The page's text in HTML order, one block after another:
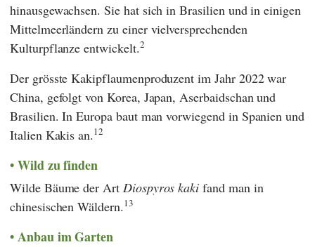
hinausgewachsen. Sie hat sich in Brasilien und in einigen
Mittelmeerländern zu einer vielversprechenden
Kulturpflanze entwickelt.2
Der grösste Kakipflaumenproduzent im Jahr 2022 war
China, gefolgt von Korea, Japan, Aserbaidschan und
Brasilien. In Europa baut man vorwiegend in Spanien und
Italien Kakis an.12
Wild zu finden
Wilde Bäume der Art Diospyros kaki fand man in
chinesischen Wäldern.13
Anbau im Garten